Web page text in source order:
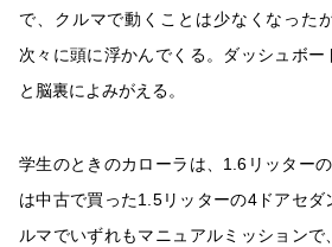
で、クルマで動くことは少なくなった
次々に頭に浮かんでくる。ダッシュボー
と脳裏によみがえる。
学生のときのカローラは、1.6リッター
は中古で買った1.5リッターの4ドアセダ
ルマでいずれもマニュアルミッションで